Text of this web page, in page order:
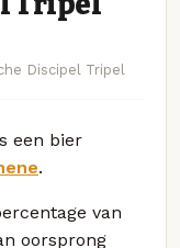
Discipel Tripel
een bier
.
van
oorsprong